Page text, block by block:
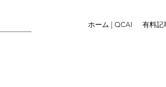
ホーム | QCAI 有料記